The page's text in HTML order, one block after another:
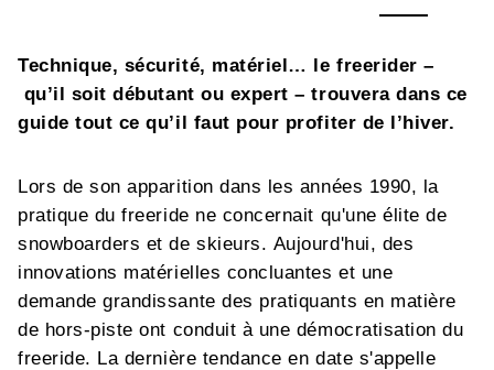
Technique, sécurité, matériel… le freerider –
qu’il soit débutant ou expert – trouvera dans ce
guide tout ce qu’il faut pour profiter de l’hiver.
Lors de son apparition dans les années 1990, la
pratique du freeride ne concernait qu'une élite de
snowboarders et de skieurs. Aujourd'hui, des
innovations matérielles concluantes et une
demande grandissante des pratiquants en matière
de hors-piste ont conduit à une démocratisation du
freeride. La dernière tendance en date s'appelle